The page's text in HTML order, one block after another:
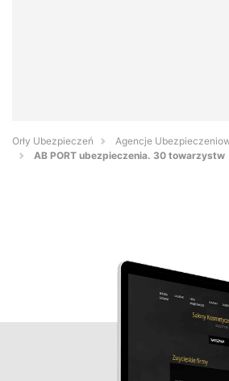
Orły Ubezpieczeń
Agencje
AB PORT ubezpieczenia. 30 towarzystw